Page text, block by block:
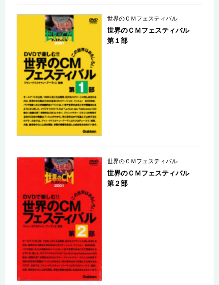
世界のＣＭフェスティバル
世界のＣＭフェスティバル
第１部
世界のＣＭフェスティバル
世界のＣＭフェスティバル
第２部